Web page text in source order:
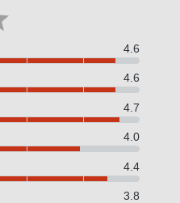
4.6
4.6
4.7
4.0
4.4
3.8